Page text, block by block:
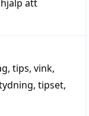
hjälp att
, tips, vink,
tipset,